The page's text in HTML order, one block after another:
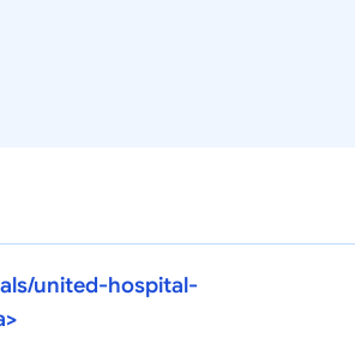
united-hospital-